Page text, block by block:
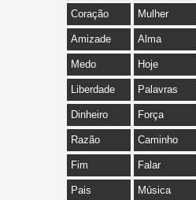
Coração Mulher
Amizade Alma
Medo Hoje
Liberdade Palavras
Dinheiro Força
Razão Caminho
Fim Falar
Pais Música